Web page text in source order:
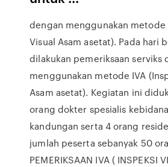
dengan menggunakan metode
Visual Asam asetat). Pada hari
dilakukan pemeriksaan serviks
menggunakan metode IVA
Asam asetat). Kegiatan ini
orang dokter spesialis
kandungan serta 4 orang
jumlah peserta sebanyak 50
PEMERIKSAAN IVA ( INSPEKSI